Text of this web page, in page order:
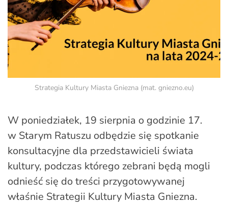
Strategia Kultury Miasta Gniezna (mat. gniezno.eu)
W poniedziałek, 19 sierpnia o godzinie 17.
w Starym Ratuszu odbędzie się spotkanie
konsultacyjne dla przedstawicieli świata
kultury, podczas którego zebrani będą mogli
odnieść się do treści przygotowywanej
właśnie Strategii Kultury Miasta Gniezna.